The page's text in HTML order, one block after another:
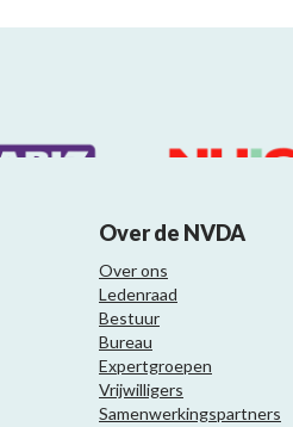
Over de NVDA
Over ons
Ledenraad
Bestuur
Bureau
Expertgroepen
Vrijwilligers
Samenwerkingspartners